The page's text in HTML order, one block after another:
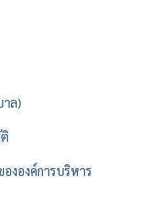
ล)
งองค์การบริหาร